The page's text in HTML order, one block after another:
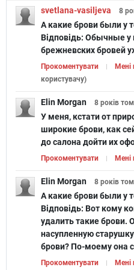
svetlana-vasiljeva 8
А какие брови были у
Відповідь: Обычные у
брежневских бровей
Прокоментувати Мені
користувачу)
Elin Morgan 8 років
У меня, кстати от
широкие брови, как
до салона дойти их
Прокоментувати Мені
Elin Morgan 8 років
А какие брови были у
Відповідь: Вот кому
удалить такие брови.
насупленную
брови? По-моему она
Прокоментувати Мені